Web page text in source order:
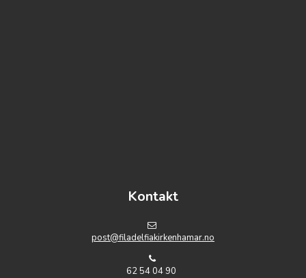
Kontakt
post@filadelfiakirkenhamar.no
62 54 04 90